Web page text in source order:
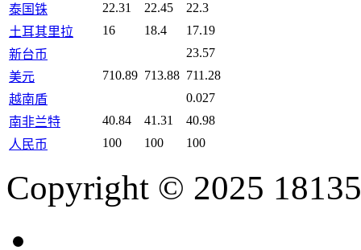
泰国铢
22.31 22.45
22.3
土耳其里拉
16 18.4
17.19
新台币
23.57
美元
710.89 713.88 711.28
越南盾
0.027
南非兰特
40.84 41.31
40.98
人民币
100 100 100
Copyright © 2025